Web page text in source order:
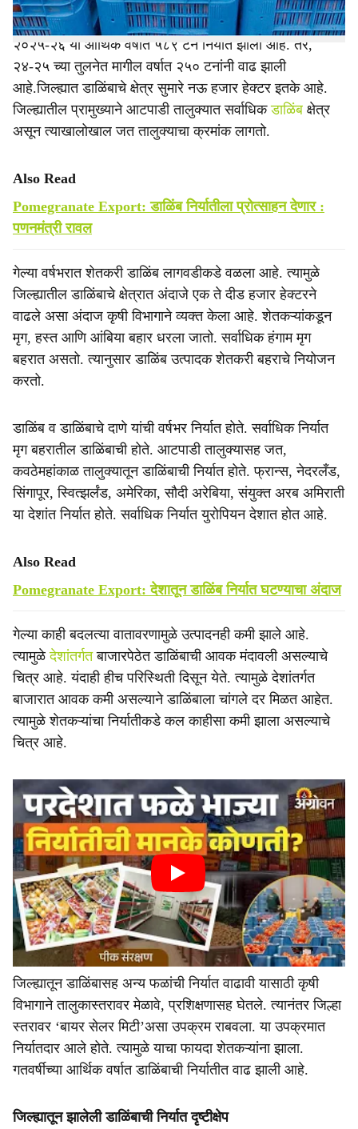
२०२५-२६ या आर्थिक वर्षात ५८९ टन निर्यात झाली आहे. तर,
२४-२५ च्या तुलनेत मागील वर्षात २५० टनांनी वाढ झाली
आहे.जिल्ह्यात डाळिंबाचे क्षेत्र सुमारे नऊ हजार हेक्टर इतके आहे.
जिल्ह्यातील प्रामुख्याने आटपाडी तालुक्यात सर्वाधिकडाळिंब क्षेत्र
असून त्याखालोखाल जत तालुक्याचा क्रमांक लागतो.
Also Read
Pomegranate Export: डाळिंब निर्यातीला प्रोत्साहन देणार :
पणनमंत्री रावल
गेल्या वर्षभरात शेतकरी डाळिंब लागवडीकडे वळला आहे. त्यामुळे
जिल्ह्यातील डाळिंबाचे क्षेत्रात अंदाजे एक ते दीड हजार हेक्टरने
वाढले असा अंदाज कृषी विभागाने व्यक्त केला आहे. शेतकऱ्यांकडून
मृग, हस्त आणि आंबिया बहार धरला जातो. सर्वाधिक हंगाम मृग
बहरात असतो. त्यानुसार डाळिंब उत्पादक शेतकरी बहराचे नियोजन
करतो.
डाळिंब व डाळिंबाचे दाणे यांची वर्षभर निर्यात होते. सर्वाधिक निर्यात
मृग बहरातील डाळिंबाची होते. आटपाडी तालुक्यासह जत,
कवठेमहांकाळ तालुक्यातून डाळिंबाची निर्यात होते. फ्रान्स, नेदरलँड,
सिंगापूर, स्वित्झर्लंड, अमेरिका, सौदी अरेबिया, संयुक्त अरब अमिराती
या देशांत निर्यात होते. सर्वाधिक निर्यात युरोपियन देशात होत आहे.
Also Read
Pomegranate Export: देशातून डाळिंब निर्यात घटण्याचा अंदाज
गेल्या काही बदलत्या वातावरणामुळे उत्पादनही कमी झाले आहे.
त्यामुळेदेशांतर्गतबाजारपेठेत डाळिंबाची आवक मंदावली असल्याचे
चित्र आहे. यंदाही हीच परिस्थिती दिसून येते. त्यामुळे देशांतर्गत
बाजारात आवक कमी असल्याने डाळिंबाला चांगले दर मिळत आहेत.
त्यामुळे शेतकऱ्यांचा निर्यातीकडे कल काहीसा कमी झाला असल्याचे
चित्र आहे.
जिल्ह्यातून डाळिंबासह अन्य फळांची निर्यात वाढावी यासाठी कृषी
विभागाने तालुकास्तरावर मेळावे, प्रशिक्षणासह घेतले. त्यानंतर जिल्हा
स्तरावर ‘बायर सेलर मिटी’असा उपक्रम राबवला. या उपक्रमात
निर्यातदार आले होते. त्यामुळे याचा फायदा शेतकऱ्यांना झाला.
गतवर्षीच्या आर्थिक वर्षात डाळिंबाची निर्यातीत वाढ झाली आहे.
जिल्ह्यातून झालेली डाळिंबाची निर्यात दृष्टीक्षेप